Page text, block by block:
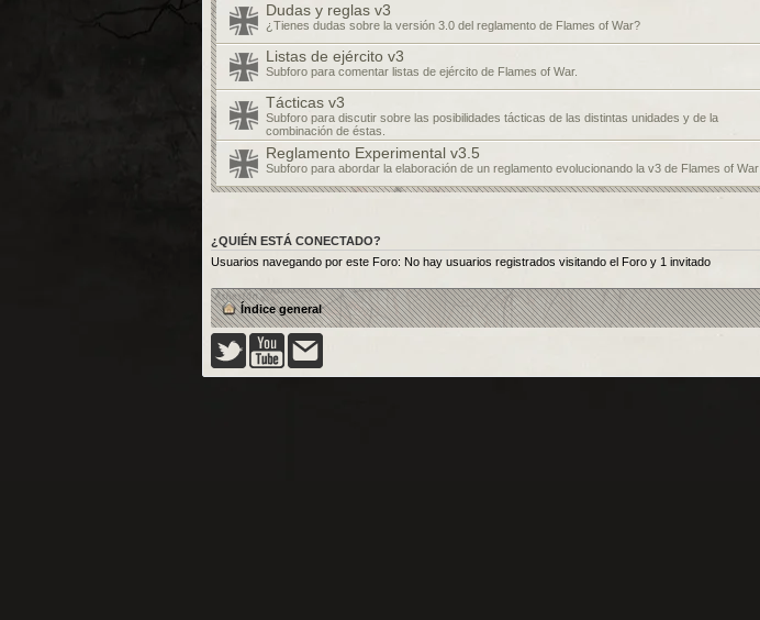
Dudas y reglas v3
¿Tienes dudas sobre la versión 3.0 del reglamento de Flames of War?
Listas de ejército v3
Subforo para comentar listas de ejército de Flames of War.
Tácticas v3
Subforo para discutir sobre las posibilidades tácticas de las distintas unidades y de la
combinación de éstas.
Reglamento Experimental v3.5
Subforo para abordar la elaboración de un reglamento evolucionando la v3 de Flames of War
¿QUIÉN ESTÁ CONECTADO?
Usuarios navegando por este Foro: No hay usuarios registrados visitando el Foro y 1 invitado
Índice general